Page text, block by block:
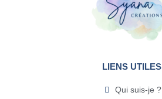
LIENS UTILES
Qui suis-je ?